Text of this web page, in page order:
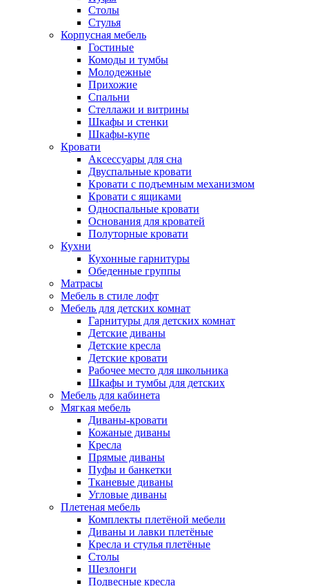
Столы
Стулья
Корпусная мебель
Гостиные
Комоды и тумбы
Молодежные
Прихожие
Спальни
Стеллажи и витрины
Шкафы и стенки
Шкафы-купе
Кровати
Аксессуары для сна
Двуспальные кровати
Кровати с подъемным механизмом
Кровати с ящиками
Односпальные кровати
Основания для кроватей
Полуторные кровати
Кухни
Кухонные гарнитуры
Обеденные группы
Матрасы
Мебель в стиле лофт
Мебель для детских комнат
Гарнитуры для детских комнат
Детские диваны
Детские кресла
Детские кровати
Рабочее место для школьника
Шкафы и тумбы для детских
Мебель для кабинета
Мягкая мебель
Диваны-кровати
Кожаные диваны
Кресла
Прямые диваны
Пуфы и банкетки
Тканевые диваны
Угловые диваны
Плетеная мебель
Комплекты плетёной мебели
Диваны и лавки плетёные
Кресла и стулья плетёные
Столы
Шезлонги
Подвесные кресла